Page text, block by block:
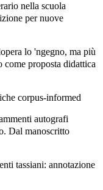
nella scuola
per nuove
lo 'ngegno, ma più
proposta didattica
corpus-informed
autografi
Dal manoscritto
tassiani: annotazione